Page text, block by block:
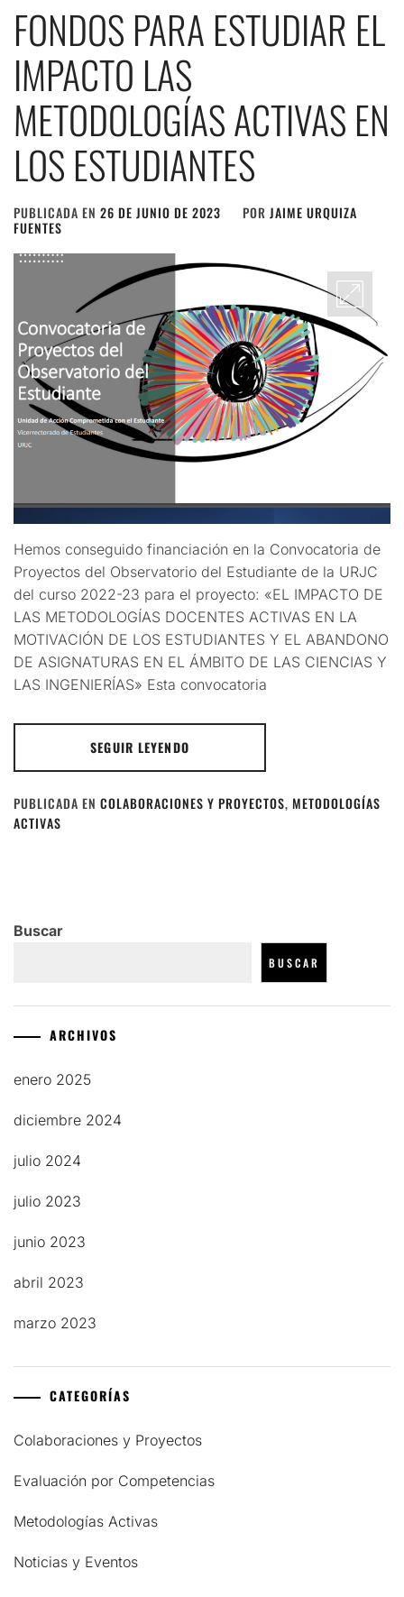
FONDOS PARA ESTUDIAR EL
IMPACTO LAS
METODOLOGÍAS ACTIVAS EN
LOS ESTUDIANTES
PUBLICADA EN 26 DE JUNIO DE 2023 POR JAIME URQUIZA
FUENTES
Hemos conseguido financiación en la Convocatoria de
Proyectos del Observatorio del Estudiante de la URJC
del curso 2022-23 para el proyecto: «EL IMPACTO DE
LAS METODOLOGÍAS DOCENTES ACTIVAS EN LA
MOTIVACIÓN DE LOS ESTUDIANTES Y EL ABANDONO
DE ASIGNATURAS EN EL ÁMBITO DE LAS CIENCIAS Y
LAS INGENIERÍAS» Esta convocatoria
SEGUIR LEYENDO
PUBLICADA EN COLABORACIONES Y PROYECTOS, METODOLOGÍAS
ACTIVAS
Buscar
BUSCAR
ARCHIVOS
enero 2025
diciembre 2024
julio 2024
julio 2023
junio 2023
abril 2023
marzo 2023
CATEGORÍAS
Colaboraciones y Proyectos
Evaluación por Competencias
Metodologías Activas
Noticias y Eventos